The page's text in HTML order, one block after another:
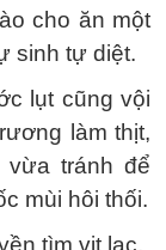
cho ăn một
sinh tự diệt.
lụt cũng vội
làm thịt,
tránh để
mùi hôi thối.